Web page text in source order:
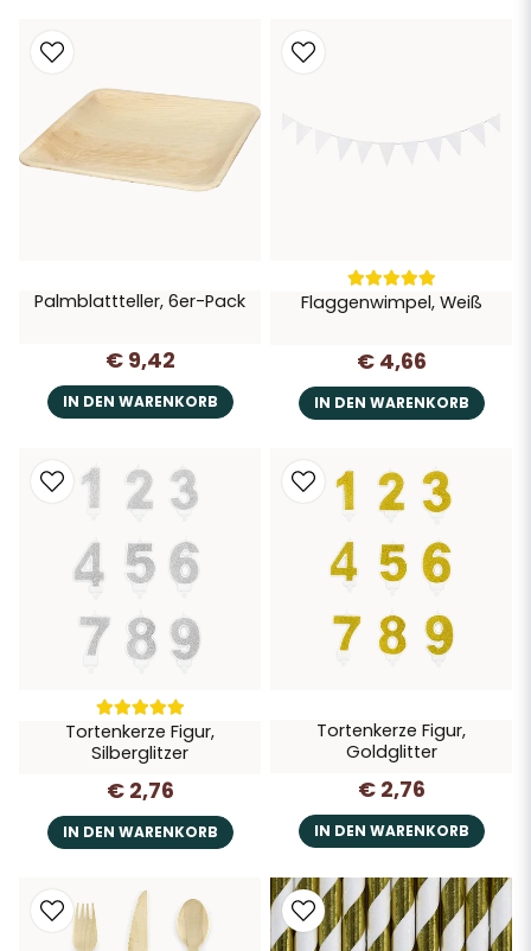
Palmblattteller, 6er-Pack
€ 9,42
IN DEN WARENKORB
Flaggenwimpel, Weiß
€ 4,66
IN DEN WARENKORB
Tortenkerze Figur,
Silberglitzer
€ 2,76
IN DEN WARENKORB
Tortenkerze Figur,
Goldglitter
€ 2,76
IN DEN WARENKORB